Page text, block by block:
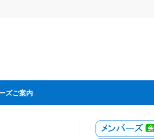
ズご案内